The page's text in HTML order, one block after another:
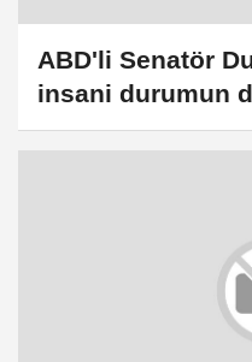
ABD'li Senatör
insani durumun
acımasız